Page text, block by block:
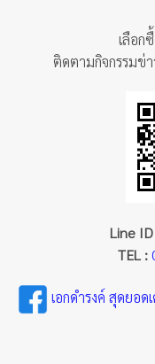
เลือก
ติดตามกิจกรรมข่
Line
TEL :
เอกดำรงค์ สุดยอ